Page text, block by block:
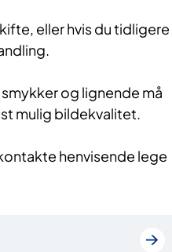
eller hvis du tidligere
og lignende må
mulig bildekvalitet.
henvisende lege